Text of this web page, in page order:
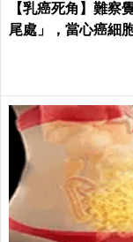
【乳癌死角】難察
尾處」，當心癌細